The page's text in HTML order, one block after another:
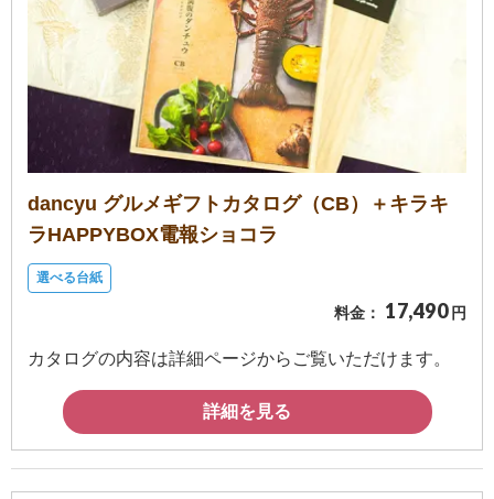
dancyu グルメギフトカタログ（CB）＋キラキ
ラHAPPYBOX電報ショコラ
選べる台紙
料金： 17,490 円
カタログの内容は詳細ページからご覧いただけます。
詳細を見る